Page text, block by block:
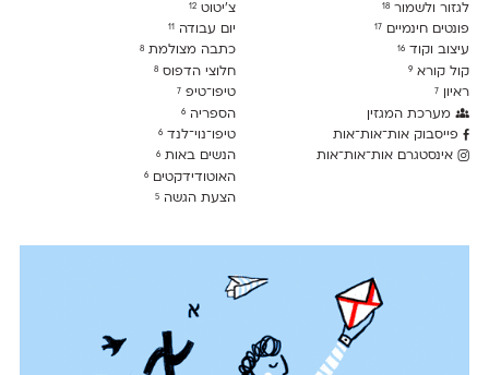
לגזור ולשמור 18
פונטים חינמיים 17
עיצוב וקוד 16
קול קורא 9
ראיון 7
מערכת המגזין
פייסבוק אות־אות־אות
אינסטגרם אות־אות־אות
צ׳יטוט12
יום עבודה11
כתבה מצולמת8
חלוצי הדפוס8
טיפו־טיפ7
הספריה6
טיפו־נוי־לנד6
הנשים באות6
האוטודידקטים6
הצעת הגשה5